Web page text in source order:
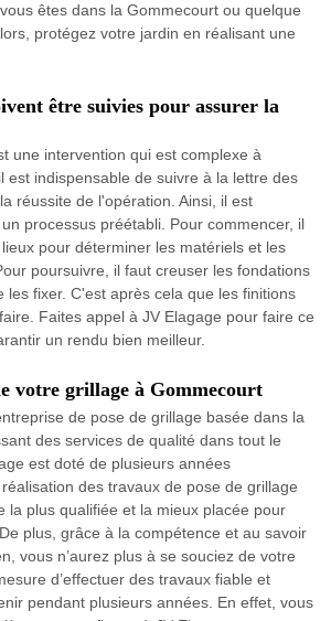
êtes dans la Gommecourt ou quelque
protégez votre jardin en réalisant une
être suivies pour assurer la
une intervention qui est complexe à
est indispensable de suivre à la lettre des
réussite de l'opération. Ainsi, il est
processus préétabli. Pour commencer, il
pour déterminer les matériels et les
poursuivre, il faut creuser les fondations
les fixer. C'est après cela que les finitions
Faites appel à JV Elagage pour faire ce
un rendu bien meilleur.
votre grillage à Gommecourt
de pose de grillage basée dans la
des services de qualité dans tout le
est doté de plusieurs années
des travaux de pose de grillage
la plus qualifiée et la mieux placée pour
plus, grâce à la compétence et au savoir
vous n’aurez plus à se souciez de votre
d’effectuer des travaux fiable et
pendant plusieurs années. En effet, vous